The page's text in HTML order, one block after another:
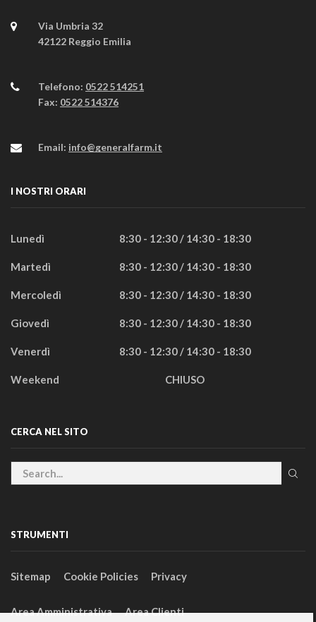
Via Umbria 32
42122 Reggio Emilia
Telefono: 0522 514251
Fax: 0522 514376
Email: info@generalfarm.it
I NOSTRI ORARI
Lunedì 8:30 - 12:30 / 14:30 - 18:30
Martedì 8:30 - 12:30 / 14:30 - 18:30
Mercoledì 8:30 - 12:30 / 14:30 - 18:30
Giovedì 8:30 - 12:30 / 14:30 - 18:30
Venerdì 8:30 - 12:30 / 14:30 - 18:30
Weekend CHIUSO
CERCA NEL SITO
STRUMENTI
Sitemap Cookie Policies Privacy
Area Amministrativa Area Clienti